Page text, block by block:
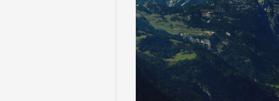
お花・紅葉
鉄道の旅
専任ガイド・講師同行の
ラ・プルミエール（エー